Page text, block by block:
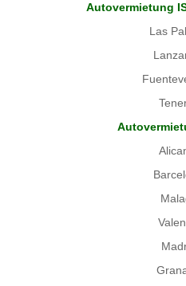
Autovermietung
Las